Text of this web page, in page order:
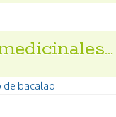
de bacalao